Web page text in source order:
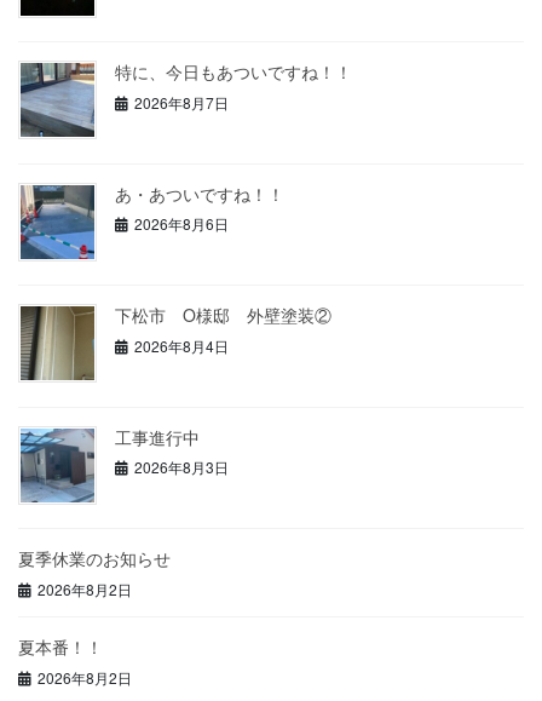
特に、今日もあついですね！！
2026年8月7日
あ・あついですね！！
2026年8月6日
下松市 O様邸 外壁塗装②
2026年8月4日
工事進行中
2026年8月3日
夏季休業のお知らせ
2026年8月2日
夏本番！！
2026年8月2日